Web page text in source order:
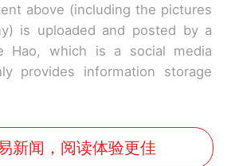
above (including the pictures
is uploaded and posted by a
Hao, which is a social media
provides information storage
新闻，阅读体验更佳